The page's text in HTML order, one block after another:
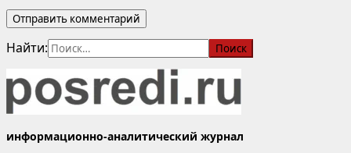
Найти:
информационно-аналитический журнал